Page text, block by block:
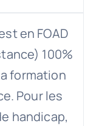
en FOAD
100%
formation
Pour les
handicap,